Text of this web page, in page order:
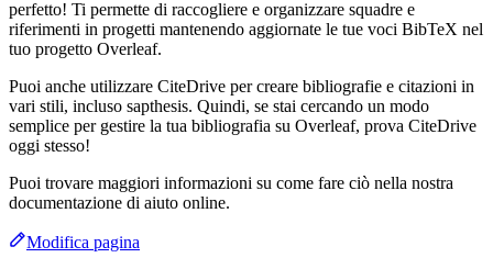
perfetto! Ti permette di raccogliere e organizzare squadre e
riferimenti in progetti mantenendo aggiornate le tue voci BibTeX nel
tuo progetto Overleaf.
Puoi anche utilizzare CiteDrive per creare bibliografie e citazioni in
vari stili, incluso sapthesis. Quindi, se stai cercando un modo
semplice per gestire la tua bibliografia su Overleaf, prova CiteDrive
oggi stesso!
Puoi trovare maggiori informazioni su come fare ciò nella nostra
documentazione di aiuto online.
Modifica pagina